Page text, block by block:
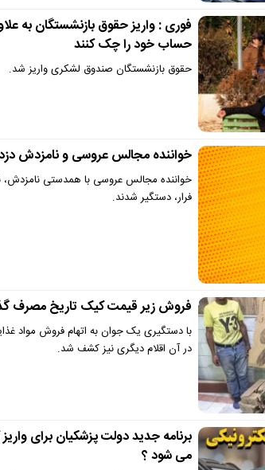
فوری : واریز حقوق بازنشستگان به
حساب خود را چک کنند
حقوق بازنشستگان صندوق لشکری واریز شد.
خواننده مجالس عروسی و نامزدش دزد
خواننده مجالس عروسی با همدستی نامزدش،
فرار، دستگیر شدند.
فروش زیر قیمت کیک تاریخ مصرف
با دستگیری یک جوان به اتهام فروش مواد
در آن اقلام دیگری نیز کشف شد.
برنامه جدید دولت پزشکیان برای
می شود ؟